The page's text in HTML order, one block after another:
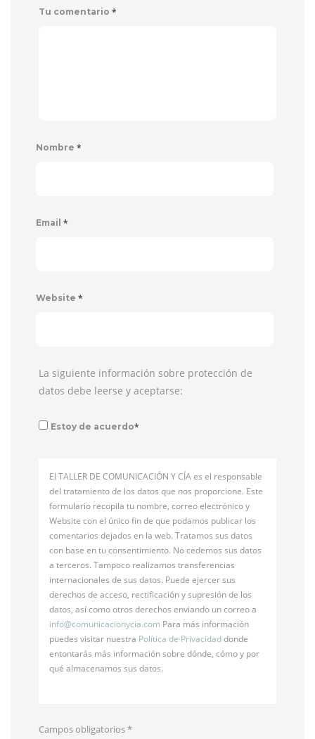
Tu comentario *
Nombre *
Email *
Website *
La siguiente información sobre protección de
datos debe leerse y aceptarse:
Estoy de acuerdo*
El TALLER DE COMUNICACIÓN Y CÍA es el responsable
del tratamiento de los datos que nos proporcione. Este
formulario recopila tu nombre, correo electrónico y
Website con el único fin de que podamos publicar los
comentarios dejados en la web. Tratamos sus datos
con base en tu consentimiento. No cedemos sus datos
a terceros. Tampoco realizamos transferencias
internacionales de sus datos. Puede ejercer sus
derechos de acceso, rectificación y supresión de los
datos, así como otros derechos enviando un correo a
info@comunicacionycia.com Para más información
puedes visitar nuestra Política de Privacidaddonde
entontarás más información sobre dónde, cómo y por
qué almacenamos sus datos.
Campos obligatorios*